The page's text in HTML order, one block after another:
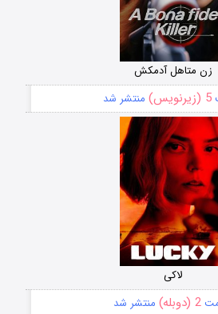
زن متاهل آدمکش
5 (زیرنویس) منتشر شد
لاکی
2 (دوبله) منتشر شد